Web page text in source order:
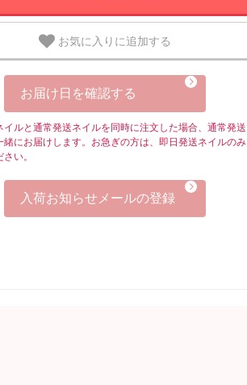
お気に入りに追加する
お届け日を確認する
イルと通常発送ネイルを同時に注文した場合、通常発送
緒にお届けします。お急ぎの方は、即日発送ネイルのみ
い。
入荷お知らせメールの登録